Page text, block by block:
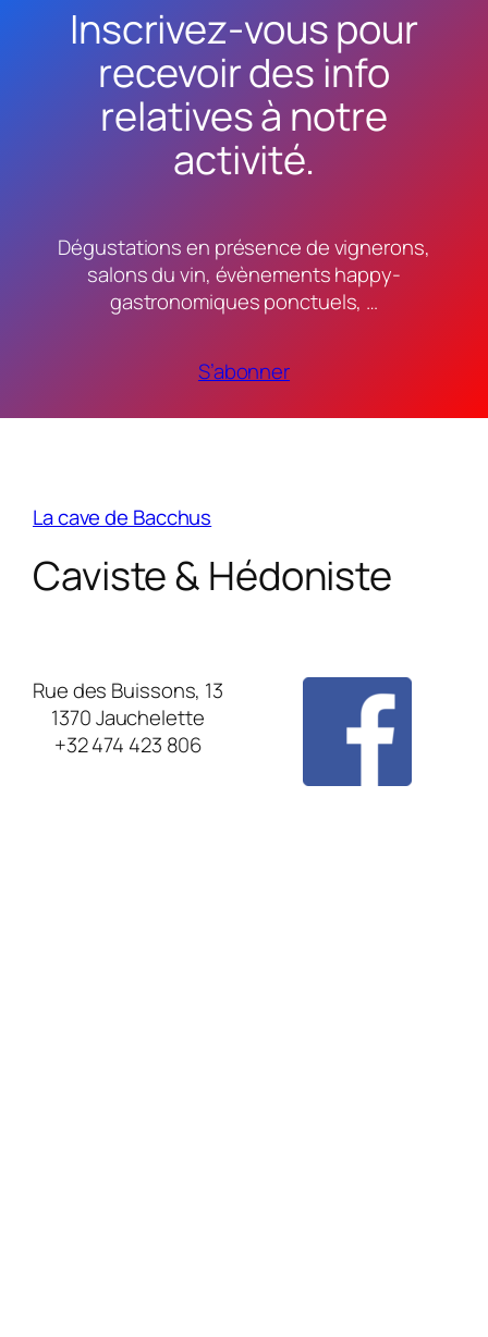
Inscrivez-vous pour
recevoir des info
relatives à notre
activité.
Dégustations en présence de vignerons,
salons du vin, évènements happy-
gastronomiques ponctuels, …
S’abonner
La cave de Bacchus
Caviste & Hédoniste
Rue des Buissons, 13
1370 Jauchelette
+32 474 423 806